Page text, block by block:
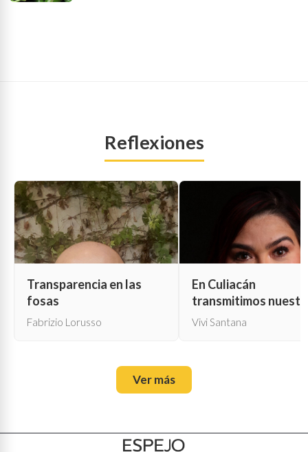
Reflexiones
Transparencia en las
fosas
Fabrizio Lorusso
En Culiacán
transmitimos
propia muerte
Vivi Santana
Ver más